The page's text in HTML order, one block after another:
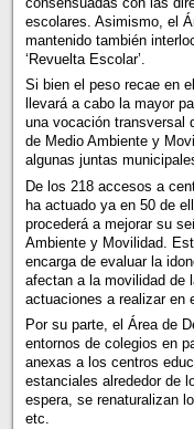
escolares. Asimismo, el
mantenido también
‘Revuelta Escolar’.
Si bien el peso recae en
llevará a cabo la mayor
una vocación transversal
de Medio Ambiente y
algunas juntas
De los 218 accesos a
ha actuado ya en 50 de
procederá a mejorar su
Ambiente y Movilidad.
encarga de evaluar la
afectan a la movilidad de
actuaciones a realizar en
Por su parte, el Área de
entornos de colegios en
anexas a los centros
estanciales alrededor de
espera, se renaturalizan
etc.